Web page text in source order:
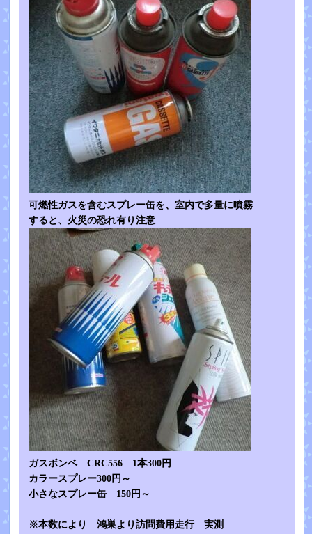
可燃性ガスを含むスプレー缶を、室内で多量に噴霧
すると、火災の恐れ有り注意
ガスボンベ CRC556 1本300円
カラースプレー300円～
小さなスプレー缶 150円～
※本数により 鴻巣より訪問費用走行 実測